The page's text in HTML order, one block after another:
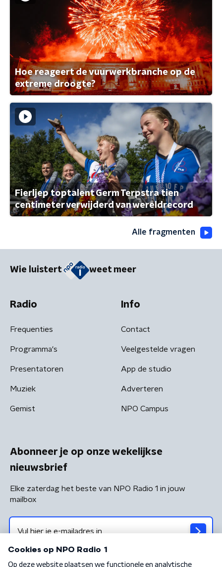
Hoe reageert de vuurwerkbranche op de
extreme droogte?
Fierljep toptalent Germ Terpstra tien
centimeter verwijderd van wereldrecord
Alle fragmenten
Wie luistert weet meer
Radio
Frequenties
Programma's
Presentatoren
Muziek
Gemist
Info
Contact
Veelgestelde vragen
App de studio
Adverteren
NPO Campus
Abonneer je op onze wekelijkse
nieuwsbrief
Elke zaterdag het beste van NPO Radio 1 in jouw
mailbox